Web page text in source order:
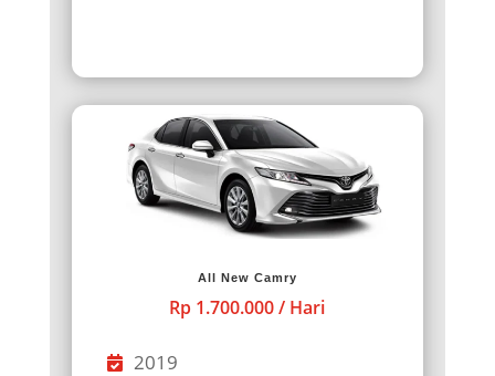
All New Camry
Rp 1.700.000 / Hari
2019